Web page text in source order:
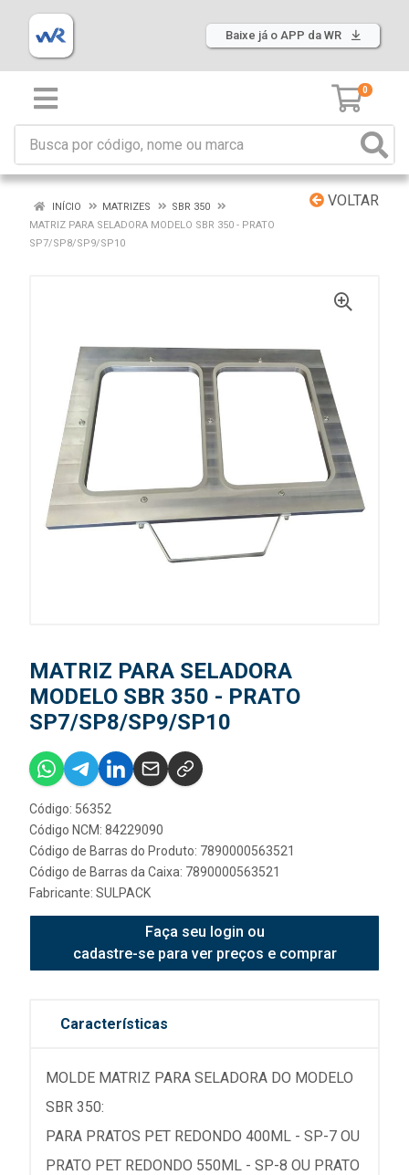
Baixe já o APP da WR
0
VOLTAR
INÍCIO MATRIZES
SBR 350
MATRIZ PARA SELADORA MODELO SBR 350 - PRATO
SP7/SP8/SP9/SP10
MATRIZ PARA SELADORA
MODELO SBR 350 - PRATO
SP7/SP8/SP9/SP10
Código: 56352
Código NCM: 84229090
Código de Barras do Produto: 7890000563521
Código de Barras da Caixa: 7890000563521
Fabricante: SULPACK
Faça seu login ou
cadastre-se para ver preços e comprar
Características
MOLDE MATRIZ PARA SELADORA DO MODELO
SBR 350:
PARA PRATOS PET REDONDO 400ML - SP-7 OU
PRATO PET REDONDO 550ML - SP-8 OU PRATO